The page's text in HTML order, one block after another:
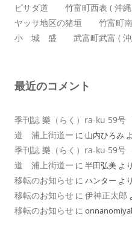
ピサダ道 竹富町西表 ( 沖縄
ヤッサ地区の猪垣 竹富町南
小 城 盛 武富町武富 ( 沖
最近のコメント
季刊誌 樂（らく）ra-ku 59
道 浦上街道ー に 山内ひろみ
季刊誌 樂（らく）ra-ku 59
道 浦上街道ー に 半田弘美 より
移転のお知らせ に ハンター より
移転のお知らせ に 伊神正太郎
移転のお知らせ に